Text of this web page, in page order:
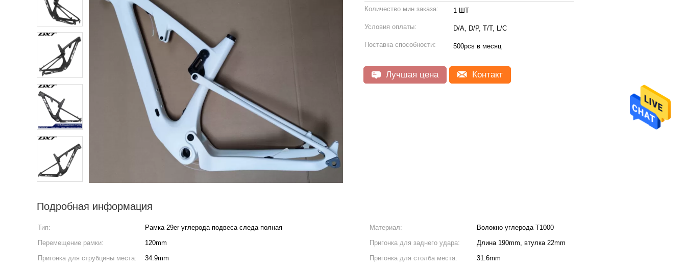
Количество мин заказа: 1 ШТ
Условия оплаты: D/A, D/P, T/T, L/C
Поставка способности: 500pcs в месяц
Лучшая цена Контакт
Подробная информация
Тип: Рамка 29er углерода подвеса следа полная Материал:
Волокно углерода T1000
Перемещение рамки:
120mm Пригонка для заднего удара:
Длина 190mm, втулка 22mm
Пригонка для струбцины места:
34.9mm Пригонка для столба места:
31.6mm